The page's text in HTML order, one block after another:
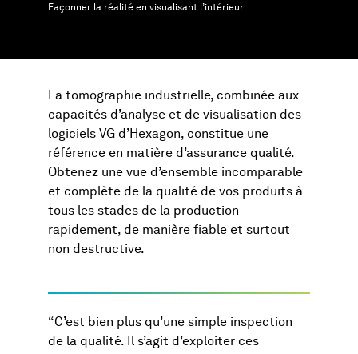
Façonner la réalité en visualisant l’intérieur
La tomographie industrielle, combinée aux
capacités d’analyse et de visualisation des
logiciels VG d’Hexagon, constitue une
référence en matière d’assurance qualité.
Obtenez une vue d’ensemble incomparable
et complète de la qualité de vos produits à
tous les stades de la production –
rapidement, de manière fiable et surtout
non destructive.
“ C’est bien plus qu’une simple inspection
de la qualité. Il s’agit d’exploiter ces